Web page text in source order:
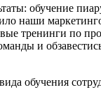
обучение
наши
тренинги по
и
обучения